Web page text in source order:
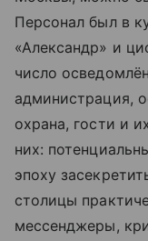
Персонал был в
«Александр» и
число
администрация,
охрана, гости и
них:
эпоху
столицы
мессенджеры,